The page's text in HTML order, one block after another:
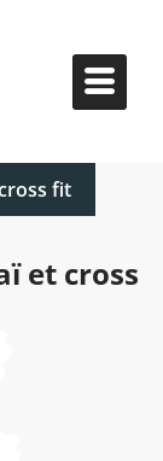
fit
et cross